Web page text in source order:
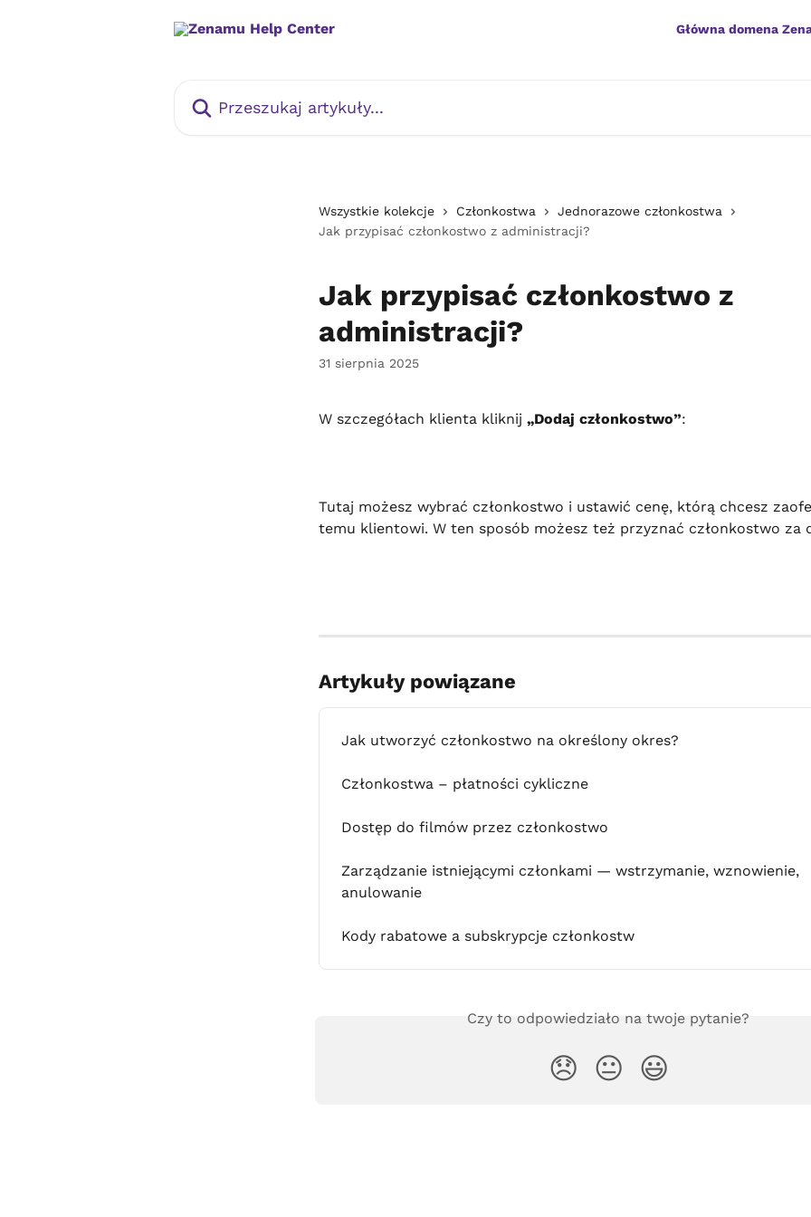
Główna domena
Wszystkie kolekcje Członkostwa
Jednorazowe członkostwa
Jak przypisać członkostwo z administracji?
Jak przypisać członkostwo z
administracji?
31 sierpnia 2025
W szczegółach klienta kliknij „Dodaj członkostwo”:
Tutaj możesz wybrać członkostwo i ustawić cenę, którą chcesz
temu klientowi. W ten sposób możesz też przyznać członkostwo za
Artykuły powiązane
Jak utworzyć członkostwo na określony okres?
Członkostwa – płatności cykliczne
Dostęp do filmów przez członkostwo
Zarządzanie istniejącymi członkami — wstrzymanie, wznowienie,
anulowanie
Kody rabatowe a subskrypcje członkostw
Czy to odpowiedziało na twoje pytanie?
😞 😐 😃